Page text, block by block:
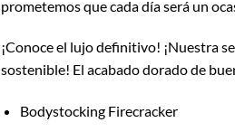
prometemos que cada día será un
¡Conoce el lujo definitivo! ¡Nuestra
sostenible! El acabado dorado de
Bodystocking Firecracker